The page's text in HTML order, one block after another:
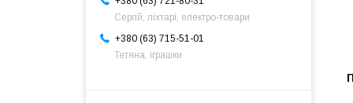
Сергій, ліхтарі, електро-товари
+380 (63) 715-51-01
Тетяна, іграшки